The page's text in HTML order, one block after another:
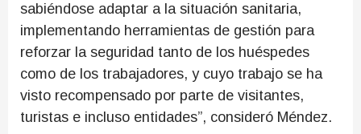
sabiéndose adaptar a la situación sanitaria,
implementando herramientas de gestión para
reforzar la seguridad tanto de los huéspedes
como de los trabajadores, y cuyo trabajo se ha
visto recompensado por parte de visitantes,
turistas e incluso entidades”, consideró Méndez.